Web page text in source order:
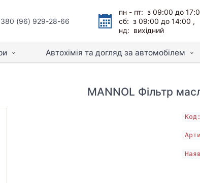
(96) 929-28-66
пн - пт: з 09:00 до
сб: з 09:00 до 14:00 ,
нд: вихідний
Автохімія та догляд за автомобілем
MANNOL Фільтр
Код: